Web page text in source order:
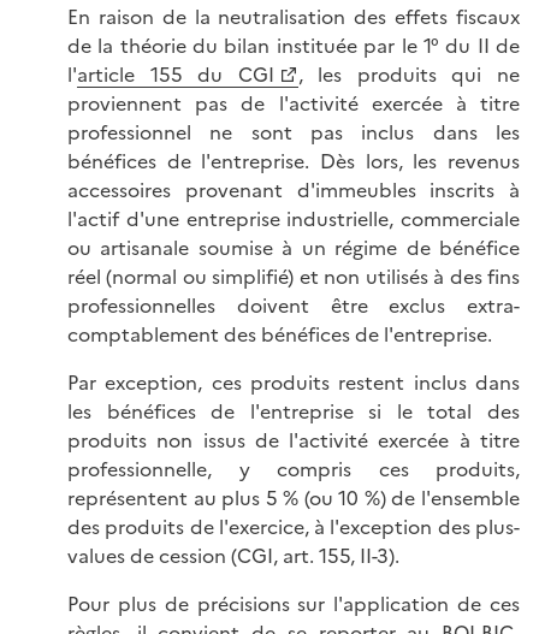
En raison de la neutralisation des effets fiscaux
de la théorie du bilan instituée par le 1° du II de
l'article 155 du CGI
, les produits qui ne
proviennent pas de l'activité exercée à titre
professionnel ne sont pas inclus dans les
bénéfices de l'entreprise. Dès lors, les revenus
accessoires provenant d'immeubles inscrits à
l'actif d'une entreprise industrielle, commerciale
ou artisanale soumise à un régime de bénéfice
réel (normal ou simplifié) et non utilisés à des fins
professionnelles doivent être exclus extra-
comptablement des bénéfices de l'entreprise.
Par exception, ces produits restent inclus dans
les bénéfices de l'entreprise si le total des
produits non issus de l'activité exercée à titre
professionnelle, y compris ces produits,
représentent au plus 5 % (ou 10 %) de l'ensemble
des produits de l'exercice, à l'exception des plus-
values de cession (CGI, art. 155, II-3).
Pour plus de précisions sur l'application de ces